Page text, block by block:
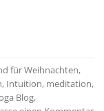
für Weihnachten,
, Intuition, meditation,
Blog,